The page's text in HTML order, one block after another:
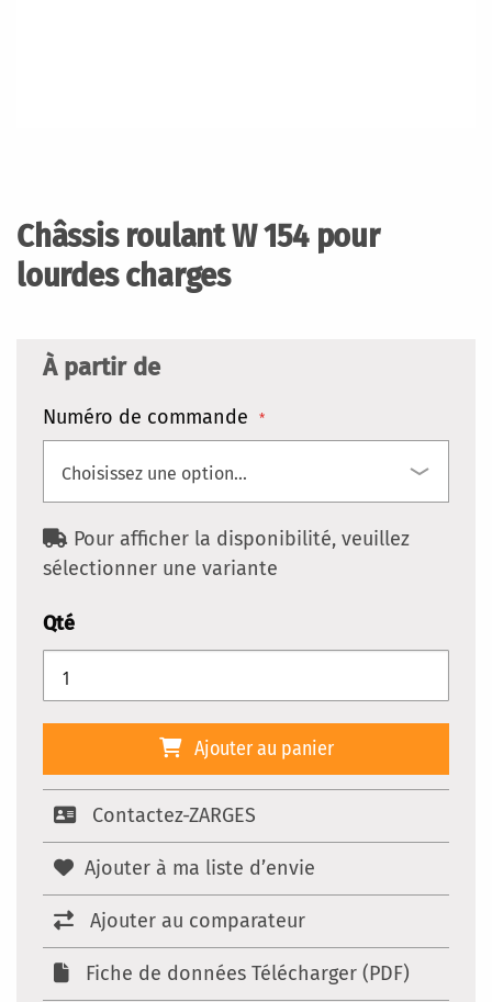
Châssis roulant W 154 pour
lourdes charges
À partir de
Numéro de commande
Pour afficher la disponibilité, veuillez
sélectionner une variante
Qté
Ajouter au panier
Contactez-ZARGES
Ajouter à ma liste d’envie
Ajouter au comparateur
Fiche de données Télécharger (PDF)
beginning
of
the
gallery